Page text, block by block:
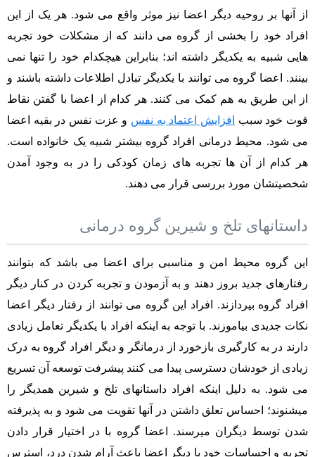
از آنها بر روحیه دیگر اعضا نیز موثر واقع می شود. هر یک از این
افراد خود را بخشی از گروه می دانند که از مشکلات خود تجربه
هایی شبیه به یکدیگر داشته اند؛ بنابراین هیچکدام خود را تنها نمی
بینند. اعضا گروه می توانند با یکدیگر تبادل اطلاعات داشته باشند و
از این طریق به هم کمک می کنند. هر کدام از اعضا با گفتن نقاط
قوت خود سبب
افزایش اعتماد به نفس و عزت نفس در بقیه اعضا
می شود. محیط درمانی افراد گروه بیشتر شبیه یک خانواده است.
هر کدام از آن ها تجربه های زمان کودکی را در به وجود آمدن
شخصیتشان مورد بررسی قرار می دهند.
داستانهای تلخ و شیرین گروه درمانی
این گروه محیط امن و مناسبی برای اعضا می باشد که بتوانند
رفتارهای جدید بروز دهند و به آزمودن و تجربه کردن در کنار دیگر
افراد گروه بپردازند. افراد این گروه می توانند از رفتار دیگر اعضا
نکات جدیدی بیاموزند. با توجه به اینکه افراد با یکدیگر تعامل زیادی
دارند در به کارگیری بازخورد از درمانگر و دیگر افراد گروه به درک
زیادی از خودشان دسترسی پیدا می کنند پیشرفت توسعه آن تسریع
می شود. به دلیل اینکه افراد داستانهای تلخ و شیرین همدیگر را
میشنوند؛ احساس تعلق داشتن در آنها تقویت می شود و به پذیرفته
شدن توسط دیگران میرسند. اعضا گروه با در اختیار قرار دادن
تجربه و احساسات خود با دیگر اعضا باعث آرام شدن درد، استرس